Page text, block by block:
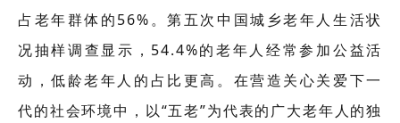
占老年群体的56%。第五次中国城乡老年人生活状
况抽样调查显示，54.4%的老年人经常参加公益活
动，低龄老年人的占比更高。在营造关心关爱下一
代的社会环境中，以“五老”为代表的广大老年人的独